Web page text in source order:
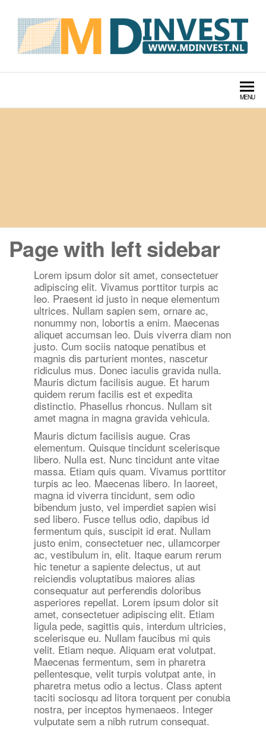
MENU
Page with left sidebar
Lorem ipsum dolor sit amet, consectetuer
adipiscing elit. Vivamus porttitor turpis ac
leo. Praesent id justo in neque elementum
ultrices. Nullam sapien sem, ornare ac,
nonummy non, lobortis a enim. Maecenas
aliquet accumsan leo. Duis viverra diam non
justo. Cum sociis natoque penatibus et
magnis dis parturient montes, nascetur
ridiculus mus. Donec iaculis gravida nulla.
Mauris dictum facilisis augue. Et harum
quidem rerum facilis est et expedita
distinctio. Phasellus rhoncus. Nullam sit
amet magna in magna gravida vehicula.
Mauris dictum facilisis augue. Cras
elementum. Quisque tincidunt scelerisque
libero. Nulla est. Nunc tincidunt ante vitae
massa. Etiam quis quam. Vivamus porttitor
turpis ac leo. Maecenas libero. In laoreet,
magna id viverra tincidunt, sem odio
bibendum justo, vel imperdiet sapien wisi
sed libero. Fusce tellus odio, dapibus id
fermentum quis, suscipit id erat. Nullam
justo enim, consectetuer nec, ullamcorper
ac, vestibulum in, elit. Itaque earum rerum
hic tenetur a sapiente delectus, ut aut
reiciendis voluptatibus maiores alias
consequatur aut perferendis doloribus
asperiores repellat. Lorem ipsum dolor sit
amet, consectetuer adipiscing elit. Etiam
ligula pede, sagittis quis, interdum ultricies,
scelerisque eu. Nullam faucibus mi quis
velit. Etiam neque. Aliquam erat volutpat.
Maecenas fermentum, sem in pharetra
pellentesque, velit turpis volutpat ante, in
pharetra metus odio a lectus. Class aptent
taciti sociosqu ad litora torquent per conubia
nostra, per inceptos hymenaeos. Integer
vulputate sem a nibh rutrum consequat.